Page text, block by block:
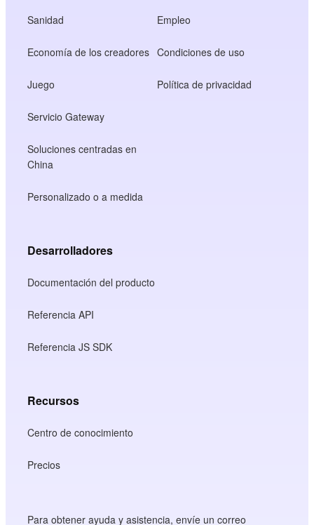
Sanidad
Economía de los creadores
Juego
Servicio Gateway
Soluciones centradas en
China
Personalizado o a medida
Empleo
Condiciones de uso
Política de privacidad
Desarrolladores
Documentación del producto
Referencia API
Referencia JS SDK
Recursos
Centro de conocimiento
Precios
Para obtener ayuda y asistencia, envíe un correo